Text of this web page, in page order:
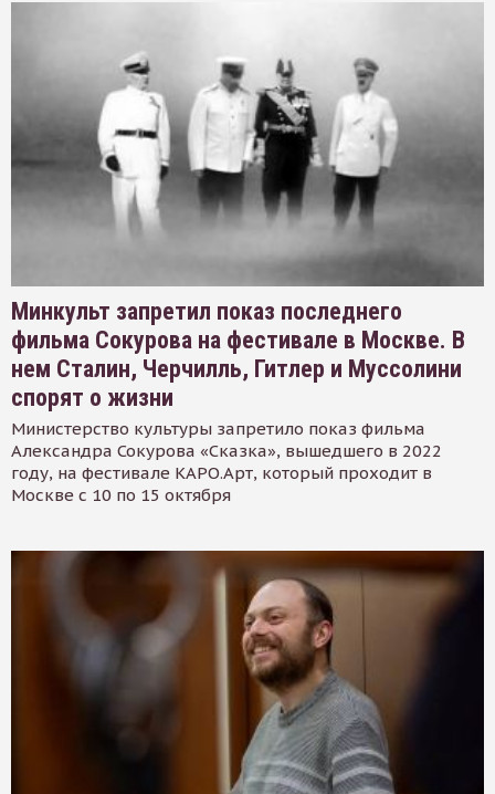
Минкульт запретил показ последнего
фильма Сокурова на фестивале в Москве. В
нем Сталин, Черчилль, Гитлер и Муссолини
спорят о жизни
Министерство культуры запретило показ фильма
Александра Сокурова «Сказка», вышедшего в 2022
году, на фестивале КАРО.Арт, который проходит в
Москве с 10 по 15 октября